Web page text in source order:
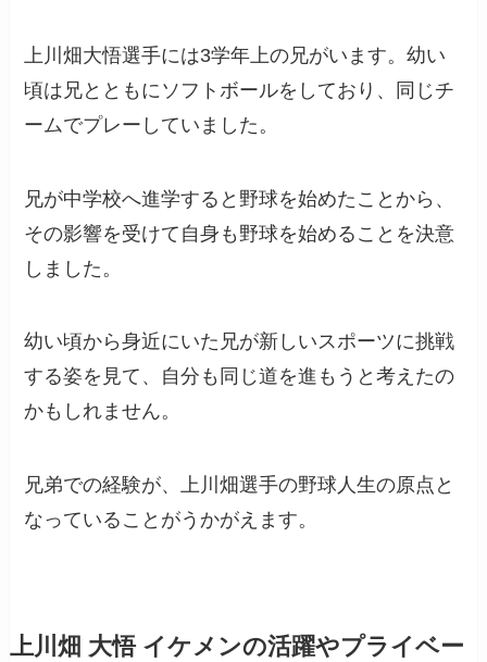
上川畑大悟選手には3学年上の兄がいます。幼い
頃は兄とともにソフトボールをしており、同じチ
ームでプレーしていました。
兄が中学校へ進学すると野球を始めたことから、
その影響を受けて自身も野球を始めることを決意
しました。
幼い頃から身近にいた兄が新しいスポーツに挑戦
する姿を見て、自分も同じ道を進もうと考えたの
かもしれません。
兄弟での経験が、上川畑選手の野球人生の原点と
なっていることがうかがえます。
上川畑 大悟 イケメンの活躍やプライベー